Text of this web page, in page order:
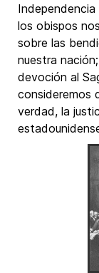
los obispos
sobre las
nuestra
devoción al
consideremos
verdad, la